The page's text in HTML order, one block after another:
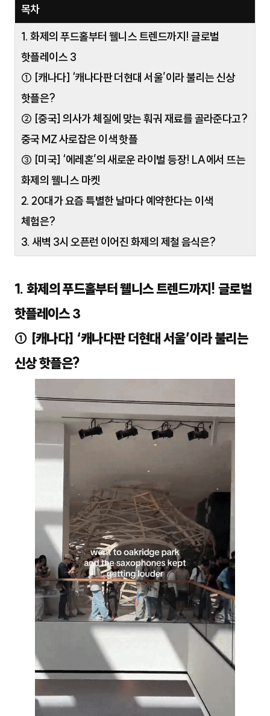
목차
1. 화제의 푸드홀부터 웰니스 트렌드까지! 글로벌
핫플레이스 3
① [캐나다] ‘캐나다판 더현대 서울’이라 불리는 신상
핫플은?
② [중국] 의사가 체질에 맞는 훠궈 재료를 골라준다고?
중국 MZ 사로잡은 이색 핫플
③ [미국] ‘에레혼’의 새로운 라이벌 등장! LA에서 뜨는
화제의 웰니스 마켓
2. 20대가 요즘 특별한 날마다 예약한다는 이색
체험은?
3. 새벽 3시 오픈런 이어진 화제의 제철 음식은?
1. 화제의 푸드홀부터 웰니스 트렌드까지! 글로벌
핫플레이스 3
① [캐나다] ‘캐나다판 더현대 서울’이라 불리는
신상 핫플은?